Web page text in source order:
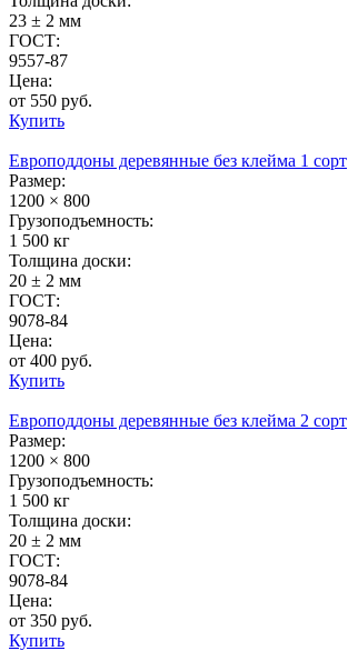
23 ± 2 мм
ГОСТ:
9557-87
Цена:
от 550 руб.
Купить
Европоддоны деревянные без клейма 1 сорт
Размер:
1200 × 800
Грузоподъемность:
1 500 кг
Толщина доски:
20 ± 2 мм
ГОСТ:
9078-84
Цена:
от 400 руб.
Купить
Европоддоны деревянные без клейма 2 сорт
Размер:
1200 × 800
Грузоподъемность:
1 500 кг
Толщина доски:
20 ± 2 мм
ГОСТ:
9078-84
Цена:
от 350 руб.
Купить